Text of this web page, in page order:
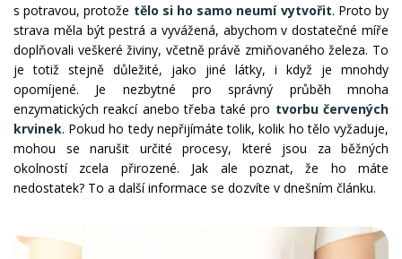
s potravou, protože tělo si ho samo neumí vytvořit. Proto by
strava měla být pestrá a vyvážená, abychom v dostatečné míře
doplňovali veškeré živiny, včetně právě zmiňovaného železa. To
je totiž stejně důležité, jako jiné látky, i když je mnohdy
opomíjené. Je nezbytné pro správný průběh mnoha
enzymatických reakcí anebo třeba také pro tvorbu červených
krvinek. Pokud ho tedy nepřijímáte tolik, kolik ho tělo vyžaduje,
mohou se narušit určité procesy, které jsou za běžných
okolností zcela přirozené. Jak ale poznat, že ho máte
nedostatek? To a další informace se dozvíte v dnešním článku.